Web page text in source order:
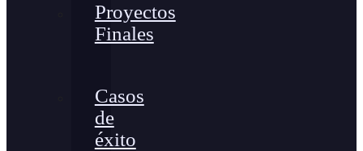
Proyectos
Finales
Casos
de
éxito